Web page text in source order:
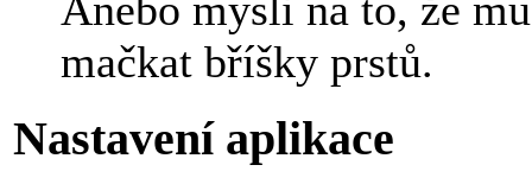
mačkat bříšky prstů.
Nastavení aplikace